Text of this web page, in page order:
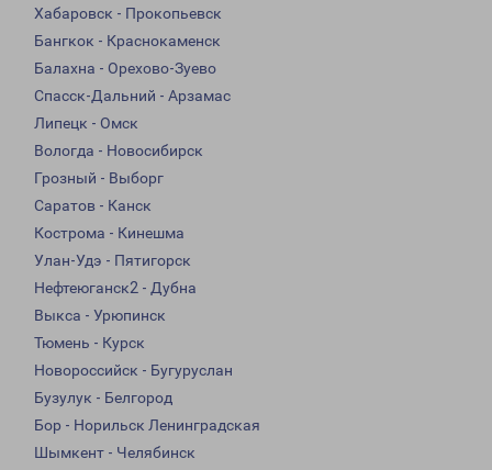
Хабаровск - Прокопьевск
Бангкок - Краснокаменск
Балахна - Орехово-Зуево
Спасск-Дальний - Арзамас
Липецк - Омск
Вологда - Новосибирск
Грозный - Выборг
Саратов - Канск
Кострома - Кинешма
Улан-Удэ - Пятигорск
Нефтеюганск2 - Дубна
Выкса - Урюпинск
Тюмень - Курск
Новороссийск - Бугуруслан
Бузулук - Белгород
Бор - Норильск Ленинградская
Шымкент - Челябинск